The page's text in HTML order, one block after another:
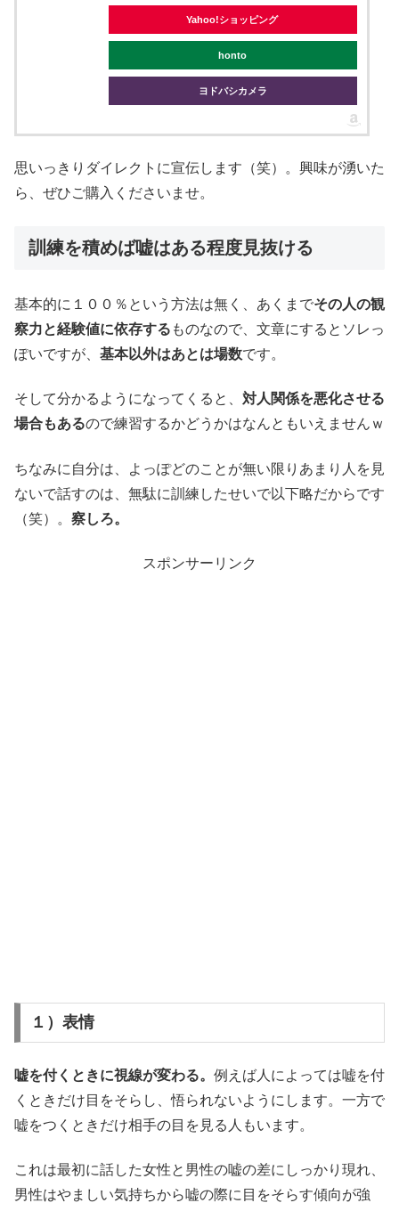
Yahoo!ショッピング
honto
ヨドバシカメラ
思いっきりダイレクトに宣伝します（笑）。興味が湧いた
ら、ぜひご購入くださいませ。
訓練を積めば嘘はある程度見抜ける
基本的に１００％という方法は無く、あくまでその人の観
察力と経験値に依存する ものなので、文章にするとソレっ
ぽいですが、 基本以外はあとは場数です。
そして分かるようになってくると、 対人関係を悪化させる
場合もあるので練習するかどうかはなんともいえませんｗ
ちなみに自分は、よっぽどのことが無い限りあまり人を見
ないで話すのは、無駄に訓練したせいで以下略だからです
（笑）。 察しろ。
スポンサーリンク
１）表情
嘘を付くときに視線が変わる。 例えば人によっては嘘を付
くときだけ目をそらし、悟られないようにします。一方で
嘘をつくときだけ相手の目を見る人もいます。
これは最初に話した女性と男性の嘘の差にしっかり現れ、
男性はやましい気持ちから嘘の際に目をそらす傾向が強